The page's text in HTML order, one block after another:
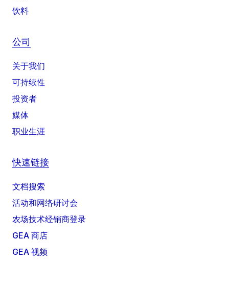
饮料
公司
关于我们
可持续性
投资者
媒体
职业生涯
快速链接
文档搜索
活动和网络研讨会
农场技术经销商登录
GEA 商店
GEA 视频